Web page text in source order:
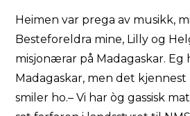
Heimen var prega av musikk,
Besteforeldra mine, Lilly og
misjonærar på Madagaskar. Eg
Madagaskar, men det kjennest
smiler ho.– Vi har òg gassisk